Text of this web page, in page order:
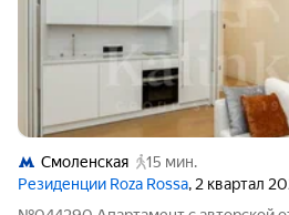
Смоленская
15 мин.
Резиденции Roza Rossa, 2 квартал